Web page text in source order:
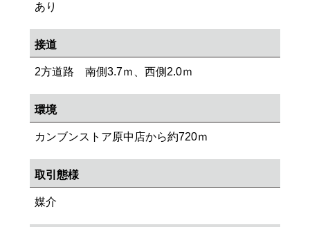
あり
接道
2方道路 南側3.7ｍ、西側2.0ｍ
環境
カンブンストア原中店から約720ｍ
取引態様
媒介